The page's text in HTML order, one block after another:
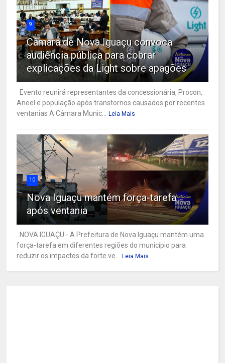
9
Câmara de Nova Iguaçu convoca
audiência pública para cobrar
explicações da Light sobre apagões
Evento reunirá representantes da concessionária, Procon,
Aneel e população após transtornos causados por recentes
ventanias A Câmara Munic...
Leia Mais
10
Nova Iguaçu mantém força-tarefa
após ventania
NOVA IGUAÇU - A Prefeitura de Nova Iguaçu mantém uma
força-tarefa em diferentes regiões do município para
reduzir os impactos da forte ve...
Leia Mais